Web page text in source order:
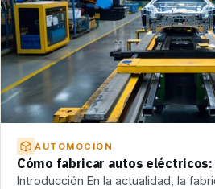
AUTOMOCIÓN
Cómo fabricar autos eléctricos:
Introducción En la actualidad, la